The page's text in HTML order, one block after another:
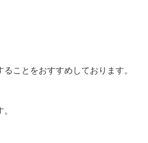
ことをおすすめしております。